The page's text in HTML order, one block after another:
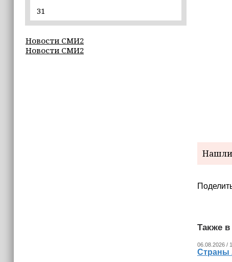
15:06
В Чечне закупили около 190 тысяч
новых учебников для школ
14:45
31
Новости СМИ2
Новости СМИ2
Нашли
Также в
06.08.2026 /
Страны